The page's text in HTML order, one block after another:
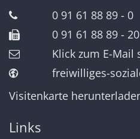
0 91 61 88 89 - 0
0 91 61 88 89 - 20
Klick zum E-Mail
freiwilliges-
Visitenkarte
Links